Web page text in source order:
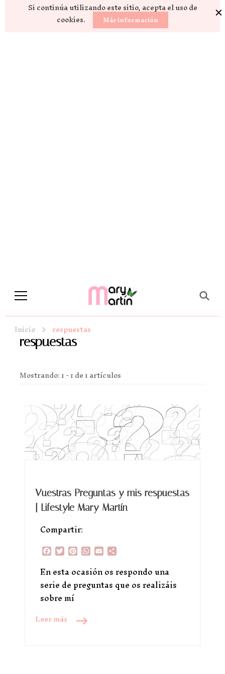
Si continúa utilizando este sitio, acepta el uso de
cookies. Más información
Novela Romántica y Lifestyle
Inicio respuestas
respuestas
Mostrando: 1 - 1 de 1 artículos
Vuestras Preguntas y mis respuestas
| Lifestyle Mary Martín
Compartir:
Facebook
Twitter
Pinterest
WhatsApp
Email
En esta ocasión os respondo una
serie de preguntas que os realizáis
sobre mí
Leer más